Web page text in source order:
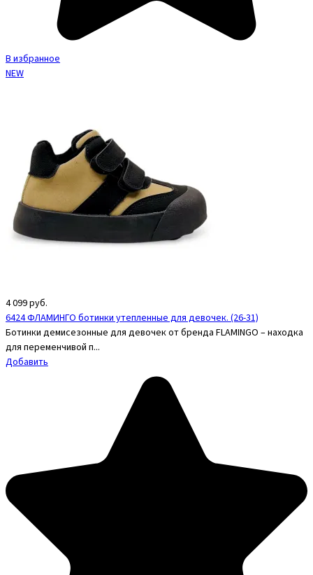
В избранное
NEW
4 099руб.
6424 ФЛАМИНГО ботинки утепленные для девочек. (26-31)
Ботинки демисезонные для девочек от бренда FLAMINGO – находка
для переменчивой п...
Добавить